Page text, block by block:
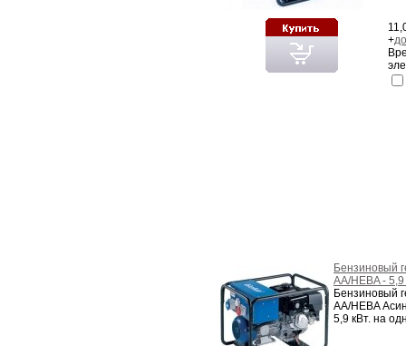
+
Бензиновый
AA/HEBA -
Бензиновый
AA/HEBA
5,9 кВт. на